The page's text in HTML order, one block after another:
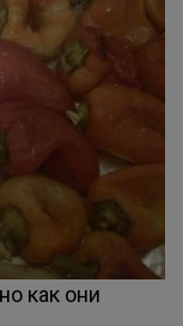
как они